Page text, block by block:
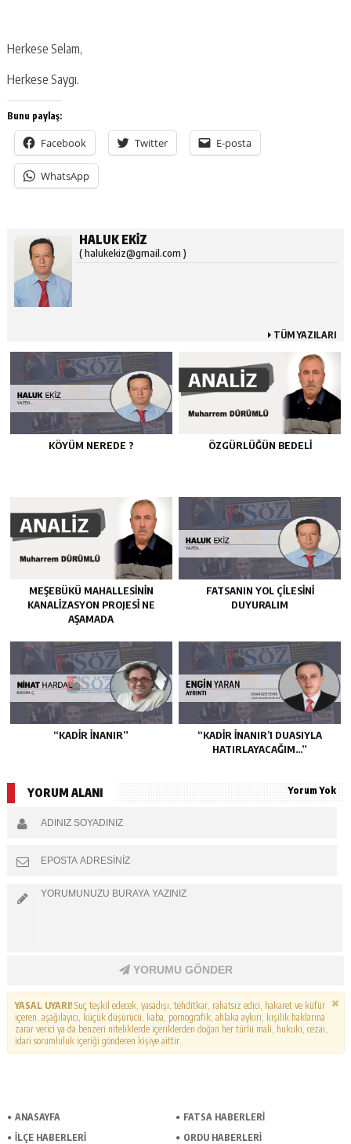
Herkese Selam,
Herkese Saygı.
Bunu paylaş:
Facebook Twitter E-posta
WhatsApp
HALUK EKIZ
( halukekiz@gmail.com )
TÜM YAZILARI
KÖYÜM NEREDE ? ÖZGÜRLÜĞÜN BEDELİ
MEŞEBÜKÜ MAHALLESİNİN
KANALİZASYON PROJESİ NE
AŞAMADA
FATSANIN YOL ÇİLESİNİ
DUYURALIM
“KADIR İNANIR”
“KADIR İNANIR’I DUASIYLA
HATIRLAYACAĞIM…”
YORUM ALANI Yorum Yok
YORUMU GÖNDER
YASAL UYARI!Suç teşkil edecek, yasadışı, tehditkar, rahatsız edici, hakaret ve küfür
içeren, aşağılayıcı, küçük düşürücü, kaba, pornografik, ahlaka aykırı, kişilik haklarına
zarar verici ya da benzeri niteliklerde içeriklerden doğan her türlü mali, hukuki, cezai,
idari sorumluluk içeriği gönderen kişiye aittir.
ANASAYFA
FATSA HABERLERI
İLÇE HABERLERI
ORDU HABERLERI